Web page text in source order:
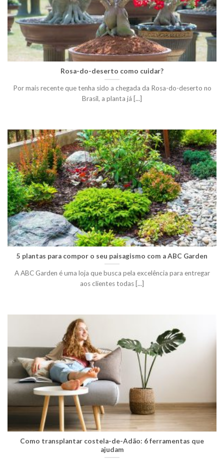
Rosa-do-deserto como cuidar?
Por mais recente que tenha sido a chegada da Rosa-do-deserto no
Brasil, a planta já [...]
5 plantas para compor o seu paisagismo com a ABC Garden
A ABC Garden é uma loja que busca pela excelência para entregar
aos clientes todas [...]
Como transplantar costela-de-Adão: 6 ferramentas que
ajudam